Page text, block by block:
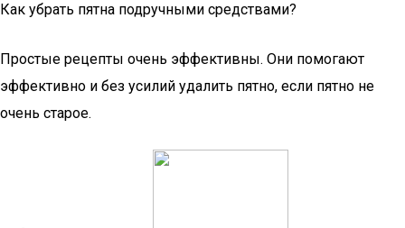
Как убрать пятна подручными средствами?
Простые рецепты очень эффективны. Они помогают
эффективно и без усилий удалить пятно, если пятно не
очень старое.